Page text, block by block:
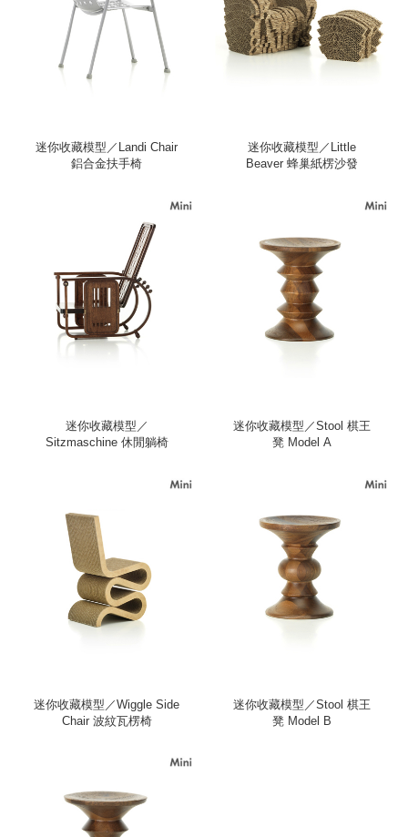
迷你收藏模型／Landi Chair
鋁合金扶手椅
迷你收藏模型／Little
Beaver 蜂巢紙楞沙發
迷你收藏模型／
Sitzmaschine 休閒躺椅
迷你收藏模型／Stool 棋王
凳 Model A
迷你收藏模型／Wiggle Side
Chair 波紋瓦楞椅
迷你收藏模型／Stool 棋王
凳 Model B